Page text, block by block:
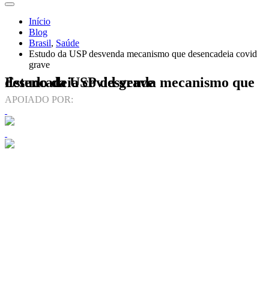
Início
Blog
Brasil, Saúde
Estudo da USP desvenda mecanismo que desencadeia covid
grave
Estudo da USP desvenda mecanismo que desencadeia covid grave
APOIADO POR: